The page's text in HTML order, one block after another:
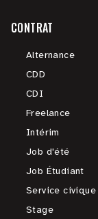
CONTRAT
Alternance
CDD
CDI
Freelance
Intérim
Job d'été
Job Étudiant
Service civique
Stage